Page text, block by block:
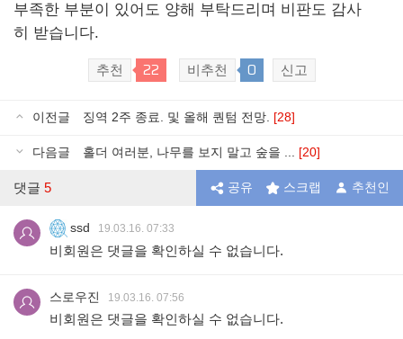
부족한 부분이 있어도 양해 부탁드리며 비판도 감사
히 받습니다.
추천 22 비추천 0 신고
이전글 징역 2주 종료. 및 올해 퀀텀 전망. [28]
다음글 홀더 여러분, 나무를 보지 말고 숲을 ... [20]
댓글 5 공유 스크랩 추천인
ssd 19.03.16. 07:33
비회원은 댓글을 확인하실 수 없습니다.
스로우진 19.03.16. 07:56
비회원은 댓글을 확인하실 수 없습니다.